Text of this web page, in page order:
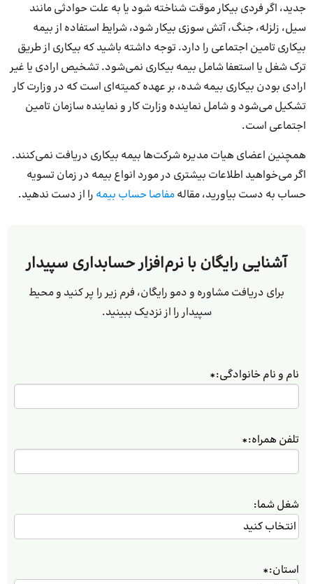
جدید، اگر فردی بیکار موقت شناخته شود یا به علت حوادثی مانند
سیل، زلزله، جنگ، آتش سوزی بیکار شود، شرایط استفاده از بیمه
بیکاری تامین اجتماعی را دارد. توجه داشته باشید که بیکاری از طریق
ترک شغل یا استعفا شامل بیمه بیکاری نمی‌شود. تشخیص ارادی یا غیر
ارادی بودن بیکاری بیمه شده، بر عهده کمیته‌ای است که در وزارت کار
تشکیل می‌شود و شامل نماینده وزارت کار و نماینده سازمان تامین
اجتماعی است.
همچنین اعضای هیات مدیره شرکت‌ها بیمه بیکاری دریافت نمی‌کنند.
اگر می‌خواهید اطلاعات بیشتری در مورد انواع بیمه در زمان تسویه
حساب به دست بیاورید، مقالهمفاصا حساب بیمه را از دست ندهید.
آشنایی رایگان با نرم‌افزار حسابداری سپیدار
برای دریافت مشاوره و دمو رایگان، فرم زیر را پر کنید و محیط
سپیدار را از نزدیک ببینید.
نام و نام خانوادگی:*
تلفن همراه:*
شغل شما:
استان:*